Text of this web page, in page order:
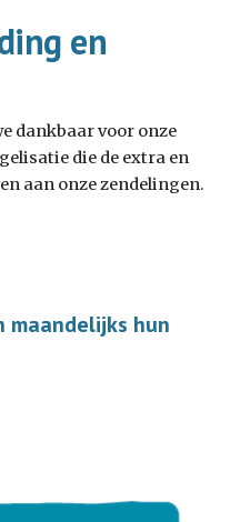
en
dankbaar voor onze
die de extra en
aan onze zendelingen.
maandelijks hun